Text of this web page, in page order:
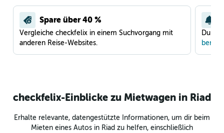
Spare über 40 %
Vergleiche checkfelix in einem Suchvorgang mit
anderen Reise-Websites.
Du
checkfelix-Einblicke zu Mietwagen in Riad
Erhalte relevante, datengestützte Informationen, um dir beim
Mieten eines Autos in Riad zu helfen, einschließlich